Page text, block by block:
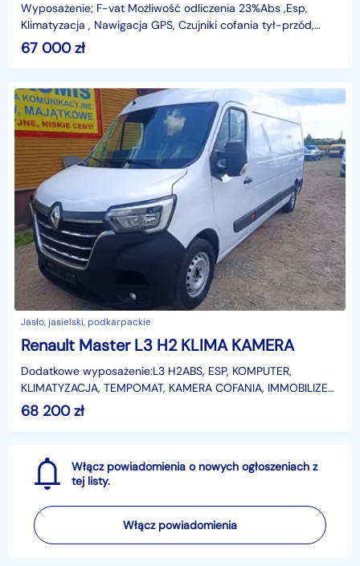
Wyposażenie; F-vat Możliwość odliczenia 23%Abs ,Esp,
Klimatyzacja , Nawigacja GPS, Czujniki cofania tył-przód,
Kamera, Komputer, Tempomat, 2 X Poduszka powietrz
67 000zł
Jasło, jasielski, podkarpackie
Renault Master L3 H2 KLIMA KAMERA
Dodatkowe wyposażenie:L3 H2ABS, ESP, KOMPUTER,
KLIMATYZACJA, TEMPOMAT, KAMERA COFANIA, IMMOBILIZER,
ELEKTRYCZNE SZYBY, EKO, ELEKTRYCZNE LUSTERKA,
CENTRALNY ZAME
68 200zł
Włącz powiadomienia o nowych ogłoszeniach z
tej listy.
Włącz powiadomienia